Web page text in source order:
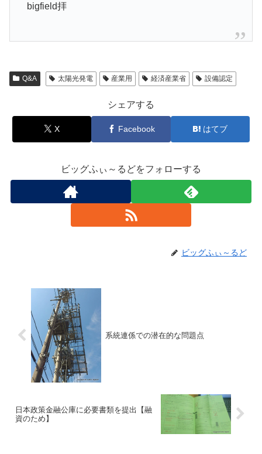
bigfield拝
Q&A 太陽光発電 産業用 経済産業省 設備認定
シェアする
X Facebook はてブ
ビッグふぃ～るどをフォローする
ビッグふぃ～るど
系統連係での潜在的な問題点
日本政策金融公庫に必要書類を提出【融
資のため】